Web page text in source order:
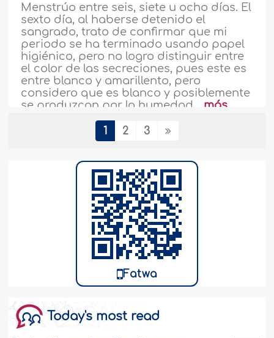
Menstrúo entre seis, siete u ocho días. El
sexto día, al haberse detenido el
sangrado, trato de confirmar que mi
periodo se ha terminado usando papel
higiénico, pero no logro distinguir entre
el color de las secreciones, pues este es
entre blanco y amarillento, pero
considero que es blanco y posiblemente
se produzcan por la humedad... más
Juicio de la Shari'ah respecto a la mujer
que tras la menopausia vuelve a sangrar
Que Al-lah los recompense con todo el
bien. Una mujer de cincuenta y tres
años, casada desde hace más de
treinta, quien antes del matrimonio tenía
un periodo menstrual que duraba entre
siete u ocho días, pero que luego de
casada y al haber comenzado a tomar
pastillas anticonceptivas, su
menstruación disminuyo a cinco días...
más
1 2 3
Fatwa
Today's most read